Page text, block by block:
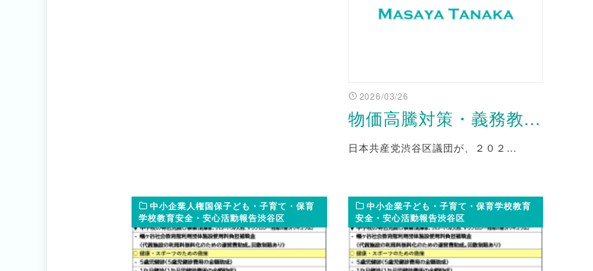
2026/03/26
物価高騰対策・義務教...
日本共産党渋谷区議団が、２０２…
中小企業人権国保子ども・子育て・保育
学校教育安全・安心活動報告渋谷区
中小企業子ども・子育て・保育学校教育
安全・安心活動報告渋谷区